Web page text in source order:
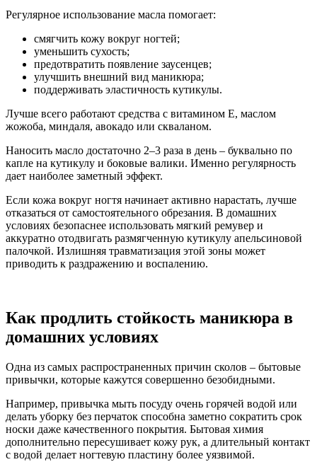
Регулярное использование масла помогает:
смягчить кожу вокруг ногтей;
уменьшить сухость;
предотвратить появление заусенцев;
улучшить внешний вид маникюра;
поддерживать эластичность кутикулы.
Лучше всего работают средства с витамином Е, маслом
жожоба, миндаля, авокадо или скваланом.
Наносить масло достаточно 2–3 раза в день – буквально по
капле на кутикулу и боковые валики. Именно регулярность
дает наиболее заметный эффект.
Если кожа вокруг ногтя начинает активно нарастать, лучше
отказаться от самостоятельного обрезания. В домашних
условиях безопаснее использовать мягкий ремувер и
аккуратно отодвигать размягченную кутикулу апельсиновой
палочкой. Излишняя травматизация этой зоны может
приводить к раздражению и воспалению.
Как продлить стойкость маникюра в
домашних условиях
Одна из самых распространенных причин сколов – бытовые
привычки, которые кажутся совершенно безобидными.
Например, привычка мыть посуду очень горячей водой или
делать уборку без перчаток способна заметно сократить срок
носки даже качественного покрытия. Бытовая химия
дополнительно пересушивает кожу рук, а длительный контакт
с водой делает ногтевую пластину более уязвимой.